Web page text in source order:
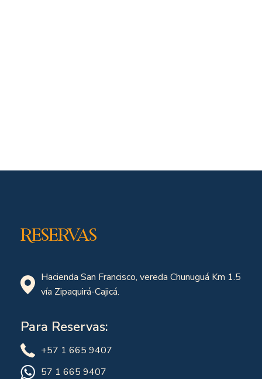
Reservas
Hacienda San Francisco, vereda Chunuguá Km 1.5
vía Zipaquirá-Cajicá.
Para Reservas:
+57 1 665 9407
57 1 665 9407